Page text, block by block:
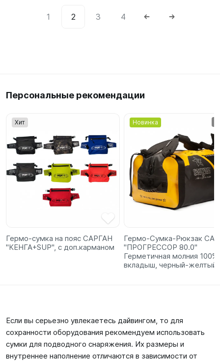
1 2 3 4
Персональные рекомендации
Хит
Гермо-сумка на пояс САРГАН
"КЕНГА+SUP", с доп.карманом
Новинка
Гермо-Сумка-Рюкзак
"ПРОГРЕССОР 80.0"
Герметичная молния 100%,
вкладыш, черный-желтый,
Если вы серьезно увлекаетесь дайвингом, то для
сохранности оборудования рекомендуем использовать
сумки для подводного снаряжения. Их размеры и
внутреннее наполнение отличаются в зависимости от